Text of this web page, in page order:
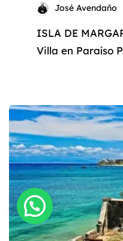
José Avendaño
ISLA DE
Villa en Paraíso
comodidad y la
No busque más
impresionante
el exclusivo
en la Isla
Esta propiedad
ofrece un oasis
tranquilidad, a